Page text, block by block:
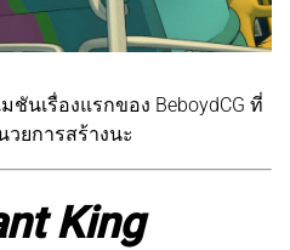
ชันเรื่องแรกของ BeboydCG ที่
ยการสร้างนะ
King